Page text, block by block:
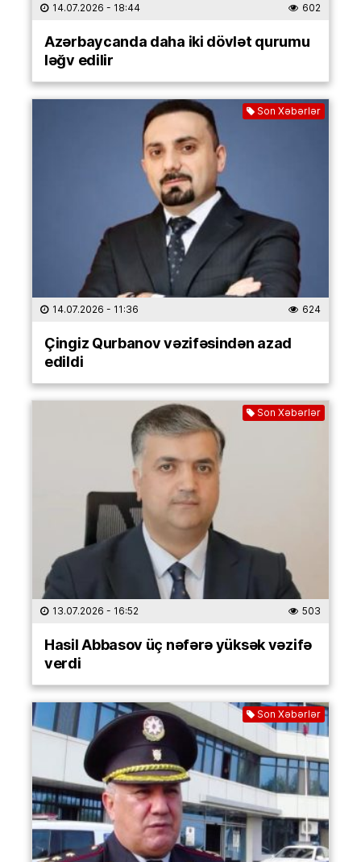
14.07.2026 - 18:44 602
Azərbaycanda daha iki dövlət qurumu
ləğv edilir
Son Xəbərlər
14.07.2026 - 11:36 624
Çingiz Qurbanov vəzifəsindən azad
edildi
Son Xəbərlər
13.07.2026 - 16:52 503
Hasil Abbasov üç nəfərə yüksək vəzifə
verdi
Son Xəbərlər